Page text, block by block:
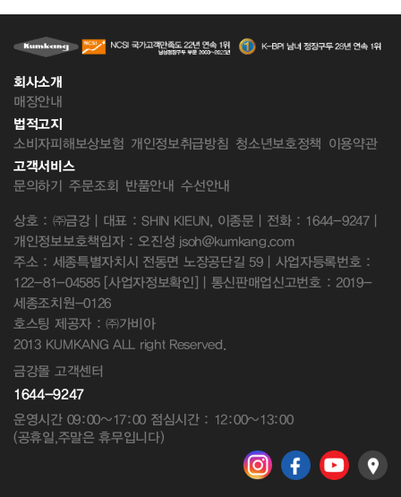
회사소개
매장안내
법적고지
소비자피해보상보험 개인정보취급방침 청소년보호정책 이용약관
고객서비스
문의하기 주문조회 반품안내 수선안내
상호 : ㈜금강 | 대표 : SHIN KIEUN, 이종문 | 전화 : 1644-9247 |
개인정보보호책임자 : 오진성 jsoh@kumkang.com
주소 : 세종특별자치시 전동면 노장공단길 59 | 사업자등록번호 :
122-81-04585 [사업자정보확인] | 통신판매업신고번호 : 2019-
세종조치원-0126
호스팅 제공자 : ㈜가비아
2013 KUMKANG ALL right Reserved.
금강몰 고객센터
1644-9247
운영시간 09:00~17:00 점심시간 : 12:00~13:00
(공휴일,주말은 휴무입니다)